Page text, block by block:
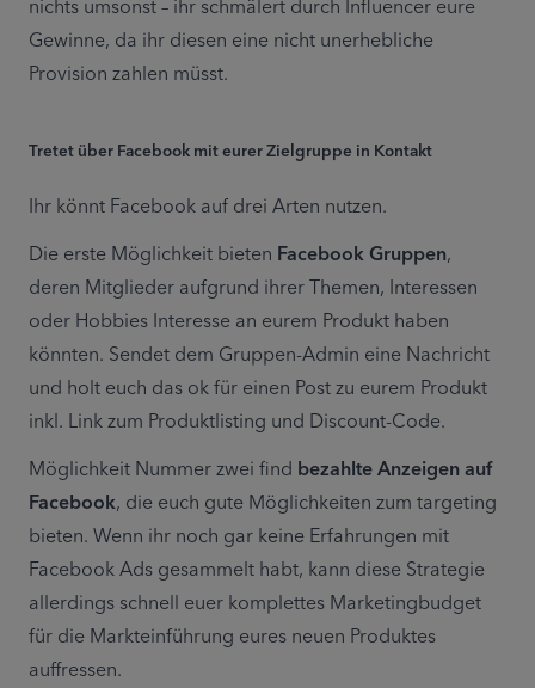
Gewinne, da ihr diesen eine nicht unerhebliche
Provision zahlen müsst.
Tretet über Facebook mit eurer Zielgruppe in Kontakt
Ihr könnt Facebook auf drei Arten nutzen.
Die erste Möglichkeit bieten Facebook Gruppen,
deren Mitglieder aufgrund ihrer Themen, Interessen
oder Hobbies Interesse an eurem Produkt haben
könnten. Sendet dem Gruppen-Admin eine Nachricht
und holt euch das ok für einen Post zu eurem Produkt
inkl. Link zum Produktlisting und Discount-Code.
Möglichkeit Nummer zwei find bezahlte Anzeigen auf
Facebook, die euch gute Möglichkeiten zum targeting
bieten. Wenn ihr noch gar keine Erfahrungen mit
Facebook Ads gesammelt habt, kann diese Strategie
allerdings schnell euer komplettes Marketingbudget
für die Markteinführung eures neuen Produktes
auffressen.